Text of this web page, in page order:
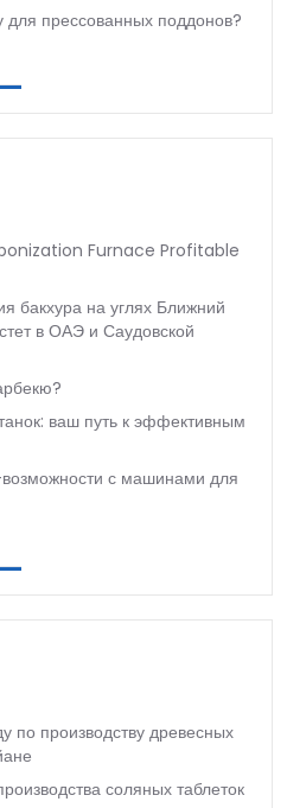
для прессованных поддонов?
Furnace Profitable
бакхура на углях Ближний
в ОАЭ и Саудовской
ваш путь к эффективным
с машинами для
по производству древесных
соляных таблеток